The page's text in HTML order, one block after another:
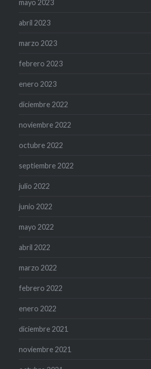
mayo 2023
abril 2023
marzo 2023
febrero 2023
enero 2023
diciembre 2022
noviembre 2022
octubre 2022
septiembre 2022
julio 2022
junio 2022
mayo 2022
abril 2022
marzo 2022
febrero 2022
enero 2022
diciembre 2021
noviembre 2021